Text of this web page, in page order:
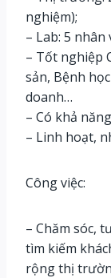
nghiệm);
– Lab: 5 nhân
– Tốt nghiệp
sản, Bệnh
doanh…
– Có khả
– Linh hoạt,
Công việc:
– Chăm sóc,
tìm kiếm
rộng thị